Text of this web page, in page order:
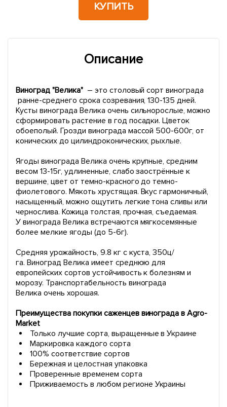
КУПИТЬ
Описание
Виноград "Велика" – это столовый сорт винограда
ранне-среднего срока созревания, 130-135 дней.
Кусты винограда Велика очень сильнорослые, можно
сформировать растение в год посадки. Цветок
обоеполый. Грозди винограда массой 500-600г, от
конических до цилиндроконических, рыхлые.
Ягоды винограда Велика очень крупные, средним
весом 13-15г, удлиненные, слабо заострённые к
вершине, цвет от темно-красного до темно-
фиолетового. Мякоть хрустящая. Вкус гармоничный,
насыщенный, можно ощутить легкие тона сливы или
чернослива. Кожица толстая, прочная, съедаемая.
У винограда Велика встречаются мягкосемянные
более мелкие ягоды (до 5-6г).
Средняя урожайность, 9.8 кг с куста, 350ц/
га. Виноград Велика имеет среднюю для
европейских сортов устойчивость к болезням и
морозу. Транспортабельность винограда
Велика очень хорошая.
Преимущества покупки саженцев винограда в Agro-
Market
Только лучшие сорта, выращенные в Украине
Маркировка каждого сорта
100% соответствие сортов
Бережная и целостная упаковка
Проверенные временем сорта
Приживаемость в любом регионе Украины